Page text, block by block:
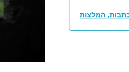
המלצות